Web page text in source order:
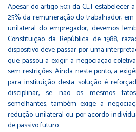
Apesar do artigo 503 da CLT estabelecer
25% da remuneração do trabalhador,
unilateral do empregador, devemos
Constituição da República de 1988,
dispositivo deve passar por uma
que passou a exigir a negociação
sem restrições. Ainda neste ponto, a
para instituição desta solução é
disciplinar, se não os mesmos
semelhantes, também exige a
redução unilateral ou por acordo
de passivo futuro.